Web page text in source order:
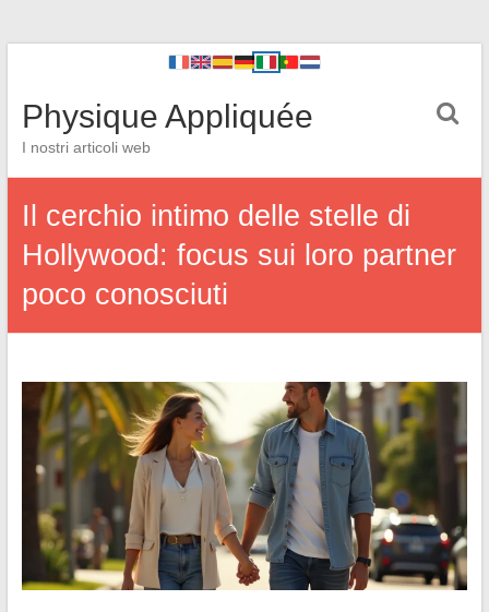
Physique Appliquée
I nostri articoli web
Il cerchio intimo delle stelle di
Hollywood: focus sui loro partner
poco conosciuti